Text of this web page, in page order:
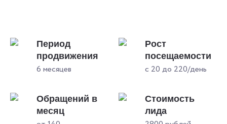
Период
продвижения
6 месяцев
Рост
посещаемости
с 20 до 220/день
Обращений в
месяц
Стоимость
лида